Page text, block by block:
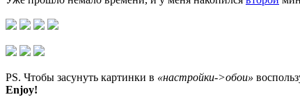
PS. Чтобы засунуть картинки в «настройки->обои»
Enjoy!